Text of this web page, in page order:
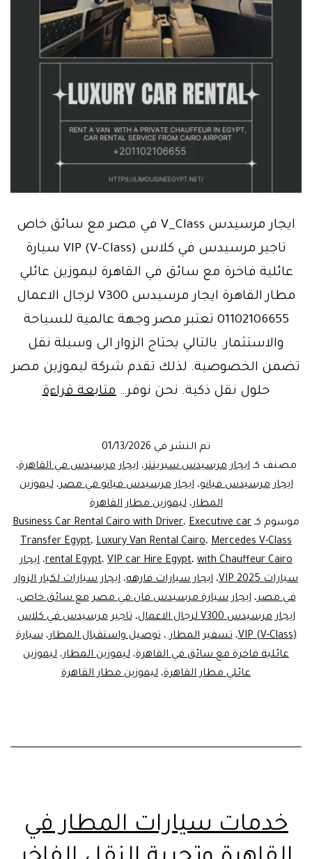
ايجار مرسيدس V_Class في مصر مع سائق خاص
تاجير مرسيدس في كلاس (V-Class) VIP سيارة
عائلية فاخرة مع سائق في القاهرة ليموزين عائلي
مطار القاهرة ايجار مرسيدس V300 لرجال الاعمال
01102106655 تعتبر مصر وجهة عالمية للسياحة
والاستثمار. بالتالي يحتاج الزوار الى وسيلة نقل
تضمن الخصوصية. لذلك تقدم شركة ليموزين مصر
حلول نقل ذكية. نحن نوفر…متابعة قراءةايجار
في
مصر:
المطار
VIP
بسائق
تم النشر في 01/13/2026
مصنف كـايجار مرسيدس سبرينتر،ايجار مرسيدس في القاهرة،
ايجار مرسيدس فيانو،ايجار مرسيدس فيانو في مصر،ليموزين
المطار،ليموزين مطار القاهرة
موسوم كـ
Business Car Rental Cairo with Driver، Executive car
Transfer Egypt، Luxury Van Rental Cairo، Mercedes V-Class
rental Egypt، VIP car Hire Egypt، with Chauffeur Cairo ، ايجار
سيارات VIP 2025
، ايجار سيارات فارهه، ايجار سيارات لكبار الزوار
في مصر،ايجار سيارة مرسيدس فان في مصر مع سائق خاص،
ايجار مرسيدس V300 لرجال الاعمال
،تاجير مرسيدس في كلاس
(V-Class) VIP
،تسفير المطار.،توصيل واستقبال المطار،سيارة
عائلية فاخرة مع سائق في القاهرة، ليموزين المطار، ليموزين
عائلي مطار القاهرة، ليموزين مطار القاهرة
خدمات سيارات المطار في